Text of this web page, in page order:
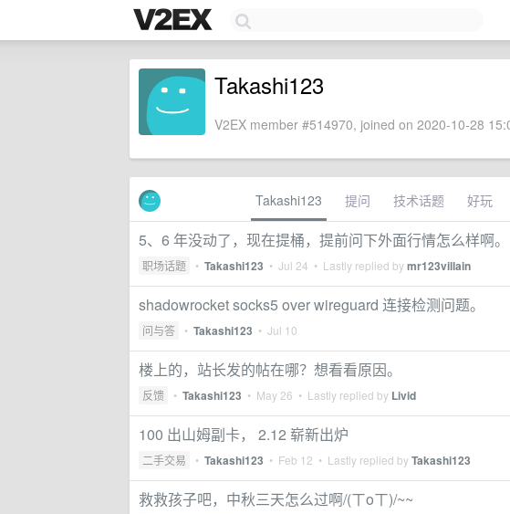
Takashi123
V2EX member #514970, joined on 2020-10-28
Takashi123 提问 技术话题 好玩
5、6 年没动了，现在提桶，提前问下外面行情怎么样啊。
职场话题 • Takashi123 • Jul 24 • Lastly replied bymr123villain
shadowrocket socks5 over wireguard 连接检测问题。
问与答 • Takashi123 • Jul 10
楼上的，站长发的帖在哪？想看看原因。
反馈 • Takashi123 • May 26 • Lastly replied by Livid
100 出山姆副卡， 2.12 崭新出炉
二手交易 • Takashi123 • Feb 12 • Lastly replied byTakashi123
救救孩子吧，中秋三天怎么过啊/(ㄒoㄒ)/~~